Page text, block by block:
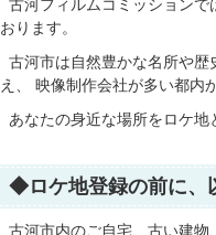
古河フィルムコミッション
おります。
古河市は自然豊かな名所や歴
え、 映像制作会社が多い都内
あなたの身近な場所をロケ
◆ロケ地登録の前に、
古河市内のご自宅、古い建物